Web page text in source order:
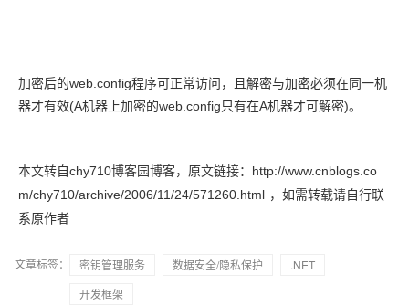
加密后的web.config程序可正常访问，且解密与加密必须在同一机
器才有效(A机器上加密的web.config只有在A机器才可解密)。
本文转自chy710博客园博客，原文链接：http://www.cnblogs.co
m/chy710/archive/2006/11/24/571260.html ，如需转载请自行联
系原作者
文章标签： 密钥管理服务 数据安全/隐私保护
.NET
开发框架